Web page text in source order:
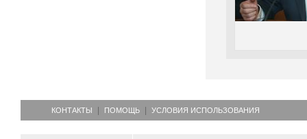
КОНТАКТЫ ПОМОЩЬ УСЛОВИЯ ИСПОЛЬЗОВАНИЯ